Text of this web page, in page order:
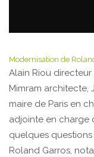
Modernisation de
Alain Riou
Mimram architecte,
maire de Paris en
adjointe en charge
quelques
Roland Garros,